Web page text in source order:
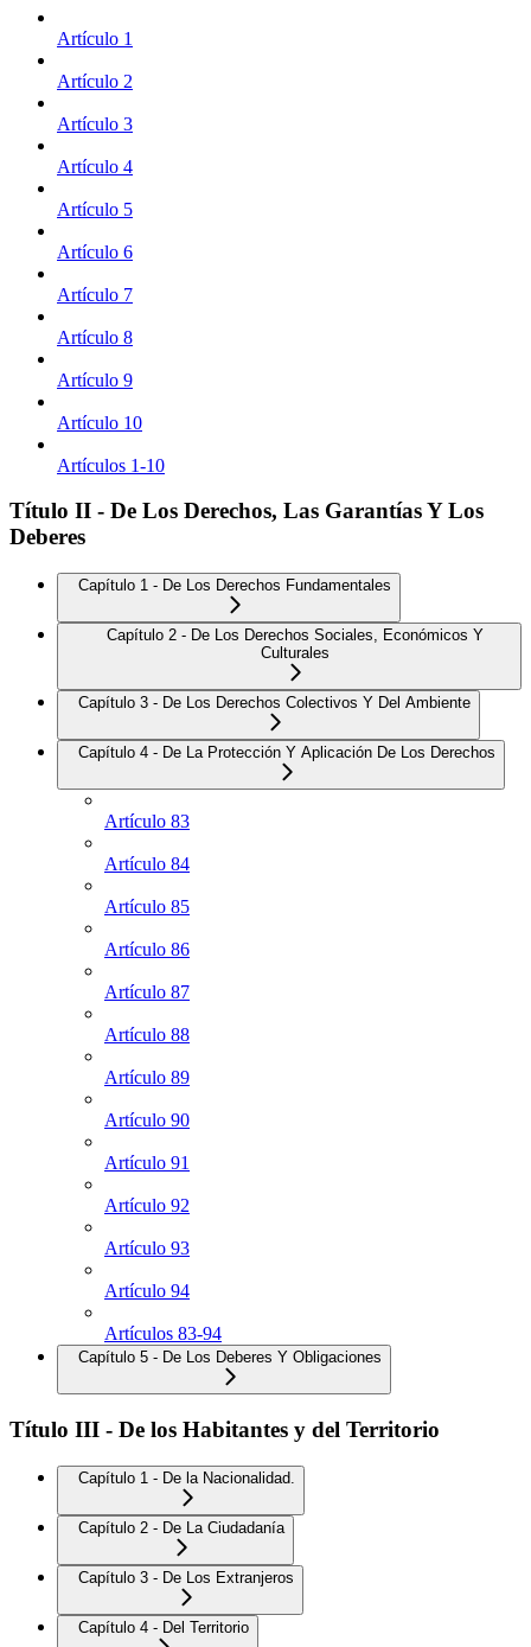
Artículo 1
Artículo 2
Artículo 3
Artículo 4
Artículo 5
Artículo 6
Artículo 7
Artículo 8
Artículo 9
Artículo 10
Artículos 1-10
Título II - De Los Derechos, Las Garantías Y Los
Deberes
Capítulo 1 - De Los Derechos Fundamentales
Capítulo 2 - De Los Derechos Sociales, Económicos Y
Culturales
Capítulo 3 - De Los Derechos Colectivos Y Del Ambiente
Capítulo 4 - De La Protección Y Aplicación De Los Derechos
Artículo 83
Artículo 84
Artículo 85
Artículo 86
Artículo 87
Artículo 88
Artículo 89
Artículo 90
Artículo 91
Artículo 92
Artículo 93
Artículo 94
Artículos 83-94
Capítulo 5 - De Los Deberes Y Obligaciones
Título III - De los Habitantes y del Territorio
Capítulo 1 - De la Nacionalidad.
Capítulo 2 - De La Ciudadanía
Capítulo 3 - De Los Extranjeros
Capítulo 4 - Del Territorio